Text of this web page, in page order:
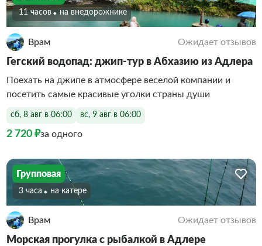
11 часов На внедорожнике
Врам Ожидает отзывов
Гегский водопад: джип-тур в Абхазию из Адлера
Поехать на джипе в атмосфере веселой компании и
посетить самые красивые уголки страны души
сб, 8 авг в 06:00 вс, 9 авг в 06:00
2 720 ₽за одного
Групповая
3 часа На катере
Врам Ожидает отзывов
Морская прогулка с рыбалкой в Адлере